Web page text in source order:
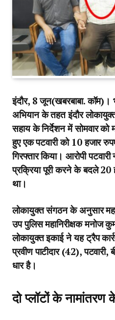
इंदौर, 8 जून(खबरबाबा. कॉम)।
अभियान के तहत इंदौर
सहाय के निर्देशन में सोमवार को
हुए एक पटवारी को 10 हजार
गिरफ्तार किया। आरोपी
प्रक्रिया पूरी करने के बदले 20
था।
लोकायुक्त संगठन के अनुसार
उप पुलिस महानिरीक्षक मनोज
लोकायुक्त इकाई ने यह ट्रैप
प्रवीण पाटीदार (42), पटवारी,
धार है।
दो प्लॉटों के नामांतरण